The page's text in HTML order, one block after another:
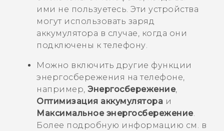
ими не пользуетесь. Эти устройства
могут использовать заряд
аккумулятора в случае, когда они
подключены к телефону.
Можно включить другие функции
энергосбережения на телефоне,
например, Энергосбережение,
Оптимизация аккумулятора и
Максимальное энергосбережение.
Более подробную информацию см. в